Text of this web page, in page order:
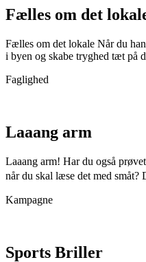
Fælles om det
Fælles om det lokale Når du
i byen og skabe tryghed tæt på
Faglighed
Laaang arm
Laaang arm! Har du også
når du skal læse det med
Kampagne
Sports Briller